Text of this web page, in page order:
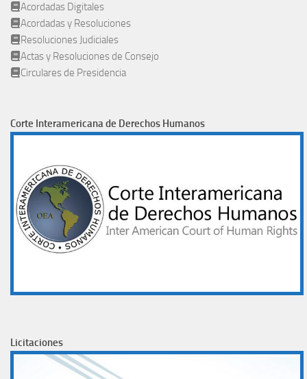
Acordadas Digitales
Acordadas y Resoluciones
Resoluciones Judiciales
Actas y Resoluciones de Consejo
Circulares de Presidencia
Corte Interamericana de Derechos Humanos
Licitaciones